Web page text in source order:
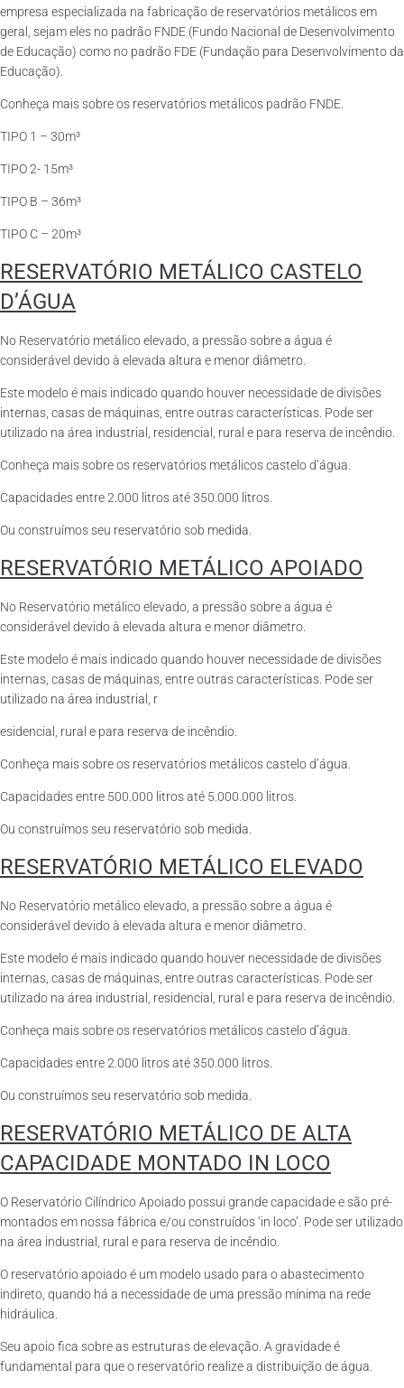
empresa especializada na fabricação de reservatórios metálicos em
geral, sejam eles no padrão FNDE (Fundo Nacional de Desenvolvimento
de Educação) como no padrão FDE (Fundação para Desenvolvimento da
Educação).
Conheça mais sobre os reservatórios metálicos padrão FNDE.
TIPO 1 – 30m³
TIPO 2- 15m³
TIPO B – 36m³
TIPO C – 20m³
RESERVATÓRIO METÁLICO CASTELO
D’ÁGUA
No Reservatório metálico elevado, a pressão sobre a água é
considerável devido à elevada altura e menor diâmetro.
Este modelo é mais indicado quando houver necessidade de divisões
internas, casas de máquinas, entre outras características. Pode ser
utilizado na área industrial, residencial, rural e para reserva de incêndio.
Conheça mais sobre os reservatórios metálicos castelo d’água.
Capacidades entre 2.000 litros até 350.000 litros.
Ou construímos seu reservatório sob medida.
RESERVATÓRIO METÁLICO APOIADO
No Reservatório metálico elevado, a pressão sobre a água é
considerável devido à elevada altura e menor diâmetro.
Este modelo é mais indicado quando houver necessidade de divisões
internas, casas de máquinas, entre outras características. Pode ser
utilizado na área industrial, r
esidencial, rural e para reserva de incêndio.
Conheça mais sobre os reservatórios metálicos castelo d’água.
Capacidades entre 500.000 litros até 5.000.000 litros.
Ou construímos seu reservatório sob medida.
RESERVATÓRIO METÁLICO ELEVADO
No Reservatório metálico elevado, a pressão sobre a água é
considerável devido à elevada altura e menor diâmetro.
Este modelo é mais indicado quando houver necessidade de divisões
internas, casas de máquinas, entre outras características. Pode ser
utilizado na área industrial, residencial, rural e para reserva de incêndio.
Conheça mais sobre os reservatórios metálicos castelo d’água.
Capacidades entre 2.000 litros até 350.000 litros.
Ou construímos seu reservatório sob medida.
RESERVATÓRIO METÁLICO DE ALTA
CAPACIDADE MONTADO IN LOCO
O Reservatório Cilíndrico Apoiado possui grande capacidade e são pré-
montados em nossa fábrica e/ou construídos ‘in loco’. Pode ser utilizado
na área industrial, rural e para reserva de incêndio.
O reservatório apoiado é um modelo usado para o abastecimento
indireto, quando há a necessidade de uma pressão mínima na rede
hidráulica.
Seu apoio fica sobre as estruturas de elevação. A gravidade é
fundamental para que o reservatório realize a distribuição de água.